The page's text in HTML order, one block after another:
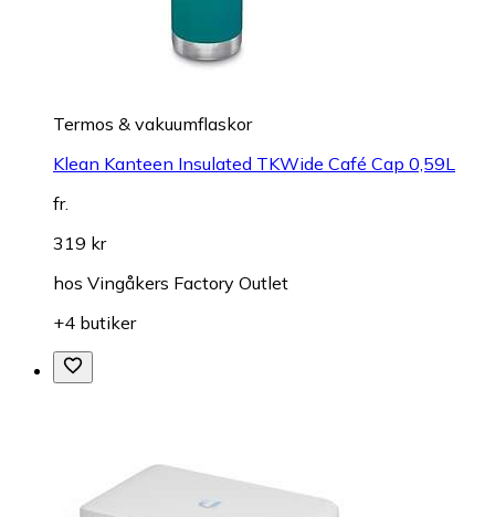
Termos & vakuumflaskor
Klean Kanteen Insulated TKWide Café Cap 0,59L
fr.
319 kr
hos Vingåkers Factory Outlet
+4 butiker